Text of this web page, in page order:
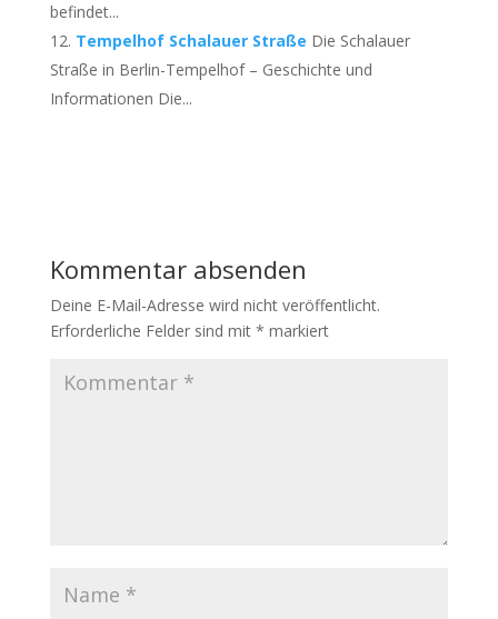
befindet...
Tempelhof Schalauer Straße Die Schalauer
Straße in Berlin-Tempelhof – Geschichte und
Informationen Die...
Kommentar absenden
Deine E-Mail-Adresse wird nicht veröffentlicht.
Erforderliche Felder sind mit * markiert